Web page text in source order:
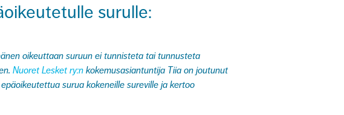
surulle:
oikeuttaan suruun ei tunnisteta tai tunnusteta
Nuoret Lesket ry:nkokemusasiantuntija Tiia on joutunut
surua kokeneille sureville ja kertoo